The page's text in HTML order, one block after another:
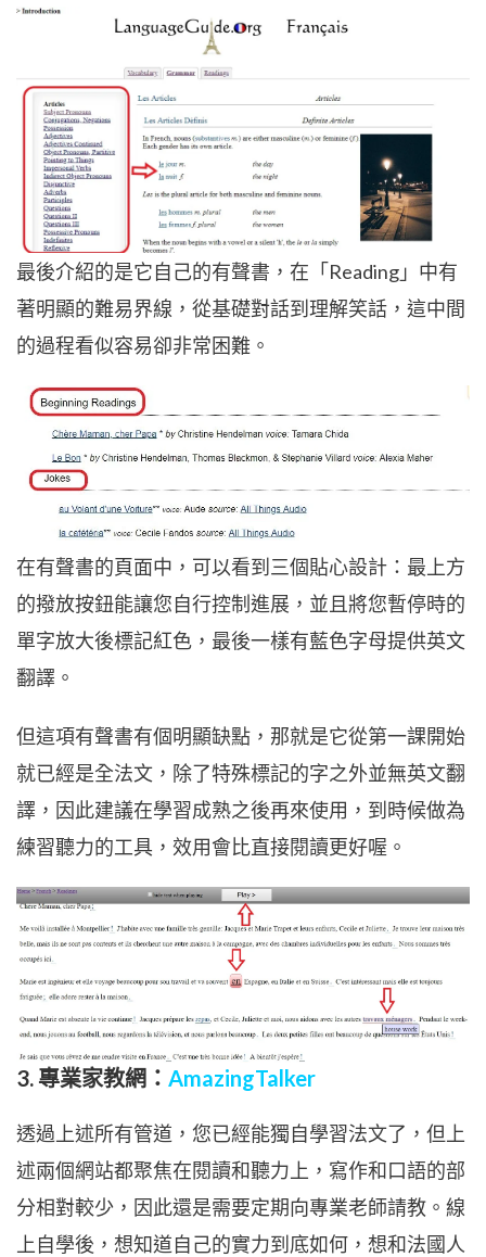
最後介紹的是它自己的有聲書，在「Reading」中有
著明顯的難易界線，從基礎對話到理解笑話，這中間
的過程看似容易卻非常困難。
在有聲書的頁面中，可以看到三個貼心設計：最上方
的撥放按鈕能讓您自行控制進展，並且將您暫停時的
單字放大後標記紅色，最後一樣有藍色字母提供英文
翻譯。
但這項有聲書有個明顯缺點，那就是它從第一課開始
就已經是全法文，除了特殊標記的字之外並無英文翻
譯，因此建議在學習成熟之後再來使用，到時候做為
練習聽力的工具，效用會比直接閱讀更好喔。
3. 專業家教網： AmazingTalker
透過上述所有管道，您已經能獨自學習法文了，但上
述兩個網站都聚焦在閱讀和聽力上，寫作和口語的部
分相對較少，因此還是需要定期向專業老師請教。線
上自學後，想知道自己的實力到底如何，想和法國人